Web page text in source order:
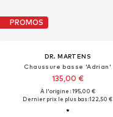
PROMOS
DR. MARTENS
Chaussure basse 'Adrian'
135,00 €
À l'origine : 195,00 €
Dernier prix le plus bas :122,50 €